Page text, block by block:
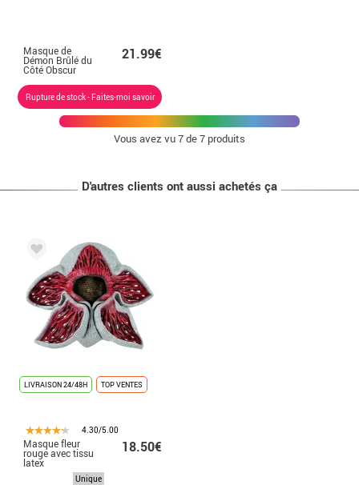
Masque de
Démon Brûlé du
Côté Obscur
21.99€
Rupture de stock - Faites-moi savoir
Vous avez vu7de 7 produits
D'autres clients ont aussi achetés ça
LIVRAISON 24/48H TOP VENTES
4.30/5.00
Masque fleur
rouge avec tissu
latex
18.50€
Unique